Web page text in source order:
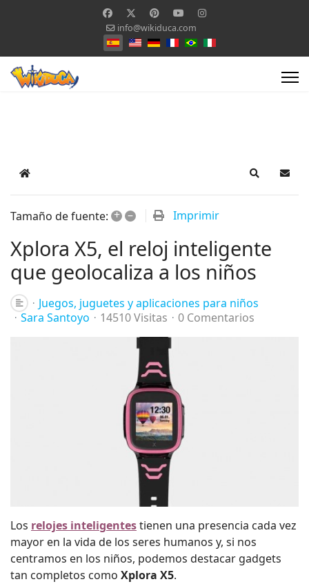
info@wikiduca.com
Seleccione su idioma
Home Search
Tamaño de fuente: + – Imprimir
Xplora X5, el reloj inteligente
que geolocaliza a los niños
Juegos, juguetes y aplicaciones para niños
Sara Santoyo
14510 Visitas 0 Comentarios
Los relojes inteligentestienen una presencia cada vez
mayor en la vida de los seres humanos y, si nos
centramos en los niños, podemos destacar gadgets
tan completos como Xplora X5.